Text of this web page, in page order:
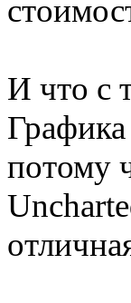
И что с
потому